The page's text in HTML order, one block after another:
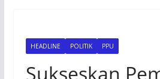
HEADLINE POLITIK PPU
Sukseskan